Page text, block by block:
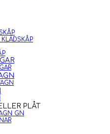
KLÄDSKÅP
PLÅT
GN